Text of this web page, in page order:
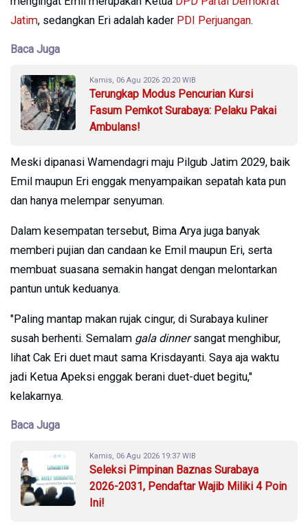
Jatim, sedangkan Eri adalah kader PDI Perjuangan.
Baca Juga
Kamis, 06 Agu 2026 20:20 WIB
Terungkap Modus Pencurian Kursi
Fasum Pemkot Surabaya: Pelaku Pakai
Ambulans!
Meski dipanasi Wamendagri maju Pilgub Jatim 2029, baik
Emil maupun Eri enggak menyampaikan sepatah kata pun
dan hanya melempar senyuman.
Dalam kesempatan tersebut, Bima Arya juga banyak
memberi pujian dan candaan ke Emil maupun Eri, serta
membuat suasana semakin hangat dengan melontarkan
pantun untuk keduanya.
"Paling mantap makan rujak cingur, di Surabaya kuliner
susah berhenti. Semalam gala dinnersangat menghibur,
lihat Cak Eri duet maut sama Krisdayanti. Saya aja waktu
jadi Ketua Apeksi enggak berani duet-duet begitu,"
kelakarnya.
Baca Juga
Kamis, 06 Agu 2026 19:37 WIB
Seleksi Pimpinan Baznas Surabaya
2026-2031, Pendaftar Wajib Miliki 4 Poin
Ini!